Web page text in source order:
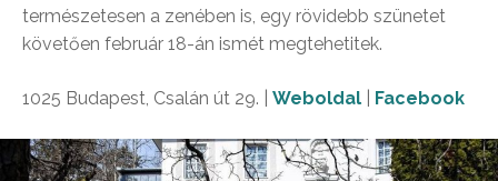
természetesen a zenében is, egy rövidebb szünetet
követően február 18-án ismét megtehetitek.
1025 Budapest, Csalán út 29. | Weboldal Facebook